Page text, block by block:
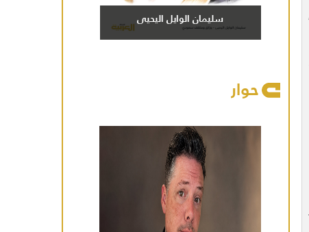
سليمان الوايل اليحيى
حوار